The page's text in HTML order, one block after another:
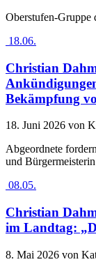
Oberstufen-Gruppe
18.06.
Christian
Bekämpfung
18. Juni 2026 von
Abgeordnete
und Bürgermeisterin
08.05.
Christian
im Landtag:
8. Mai 2026 von